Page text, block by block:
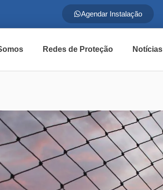
Agendar Instalação
Redes de Proteção Notícias